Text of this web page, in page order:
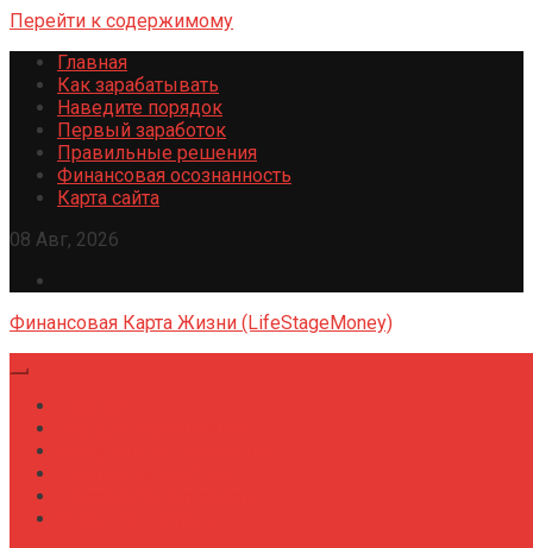
Перейти к содержимому
Главная
Как зарабатывать
Наведите порядок
Первый заработок
Правильные решения
Финансовая осознанность
Карта сайта
08 Авг, 2026
Финансовая Карта Жизни (LifeStageMoney)